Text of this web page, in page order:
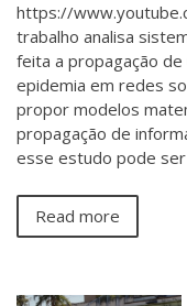
https://
trabalho analisa
feita a propagação
epidemia em redes
propor modelos
propagação de
esse estudo pode
Read more